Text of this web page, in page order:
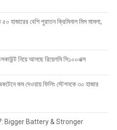
৫০ হাজারের বেশি পুরাতন ক্রিমিনাল মিস মামলা,
নিয়ে আসছে রিয়েলমি সি১০০এক্স
কম দেওয়ায় ফিলিং স্টেশনকে ৩০ হাজার
Bigger Battery & Stronger